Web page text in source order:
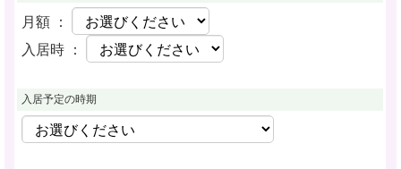
月額 ：
入居時 ：
入居予定の時期